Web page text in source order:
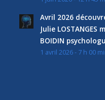
Avril 2026
Julie
BOIDIN
1 avril 2026 - 7 h 00